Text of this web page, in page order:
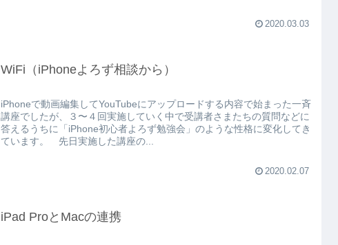
2020.03.03
WiFi（iPhoneよろず相談から）
iPhoneで動画編集してYouTubeにアップロードする内容で始まった一斉
講座でしたが、３〜４回実施していく中で受講者さまたちの質問などに
答えるうちに「iPhone初心者よろず勉強会」のような性格に変化してき
ています。 先日実施した講座の...
2020.02.07
iPad ProとMacの連携